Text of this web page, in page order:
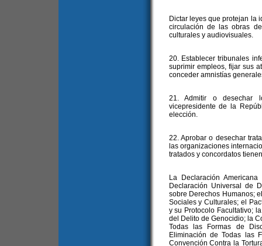
Dictar leyes que protejan la
circulación de las obras
culturales y audiovisuales.
20. Establecer tribunales
suprimir empleos, fijar sus
conceder amnistías
21. Admitir o desechar
vicepresidente de la
elección.
22. Aprobar o desechar
las organizaciones
tratados y concordatos
La Declaración
Declaración Universal de
sobre Derechos Humanos;
Sociales y Culturales; el
y su Protocolo Facultativo;
del Delito de Genocidio; la
Todas las Formas de
Eliminación de Todas las
Convención Contra la